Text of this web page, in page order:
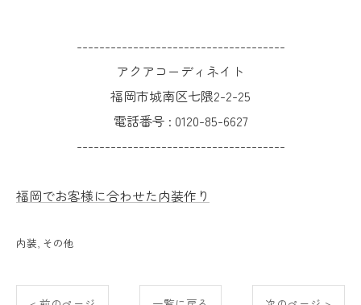
-------------------------------------
アクアコーディネイト
福岡市城南区七隈2-2-25
電話番号 : 0120-85-6627
-------------------------------------
福岡でお客様に合わせた内装作り
内装 その他